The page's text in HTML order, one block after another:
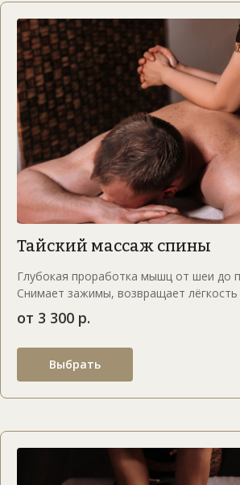
Тайский массаж спины
Глубокая проработка мышц от шеи до
Снимает зажимы, возвращает
от 3 300 р.
Выбрать